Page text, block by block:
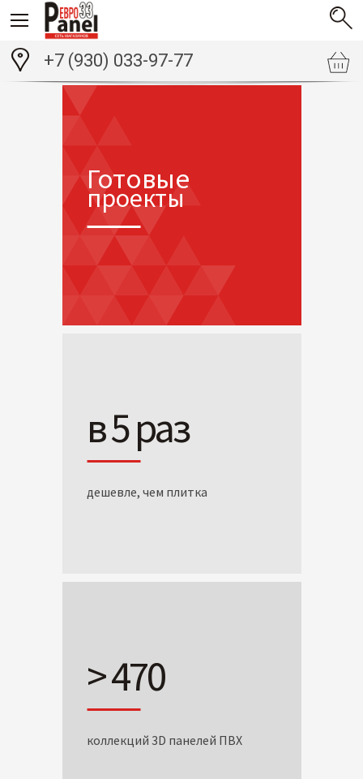
+7 (930) 033-97-77
Готовые
проекты
в 5 раз
дешевле, чем плитка
> 470
коллекций 3D панелей ПВХ